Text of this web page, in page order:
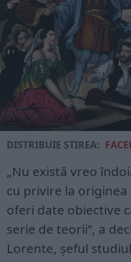
DISTRIBUIE ȘTIREA:
„Nu există vreo
cu privire la
oferi date obiective
serie de teorii”, a
Lorente, șeful